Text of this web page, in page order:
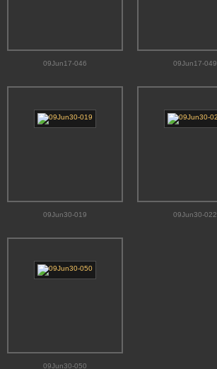
09Jun17-046 09Jun17-049
09Jun30-019 09Jun30-022
09Jun30-050